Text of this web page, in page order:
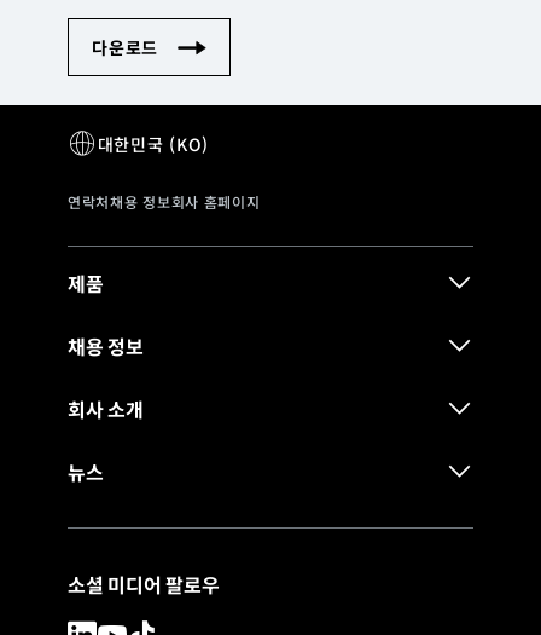
제품
채용 정보
회사 소개
뉴스
소셜 미디어 팔로우